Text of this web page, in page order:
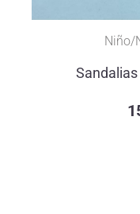
Niño/